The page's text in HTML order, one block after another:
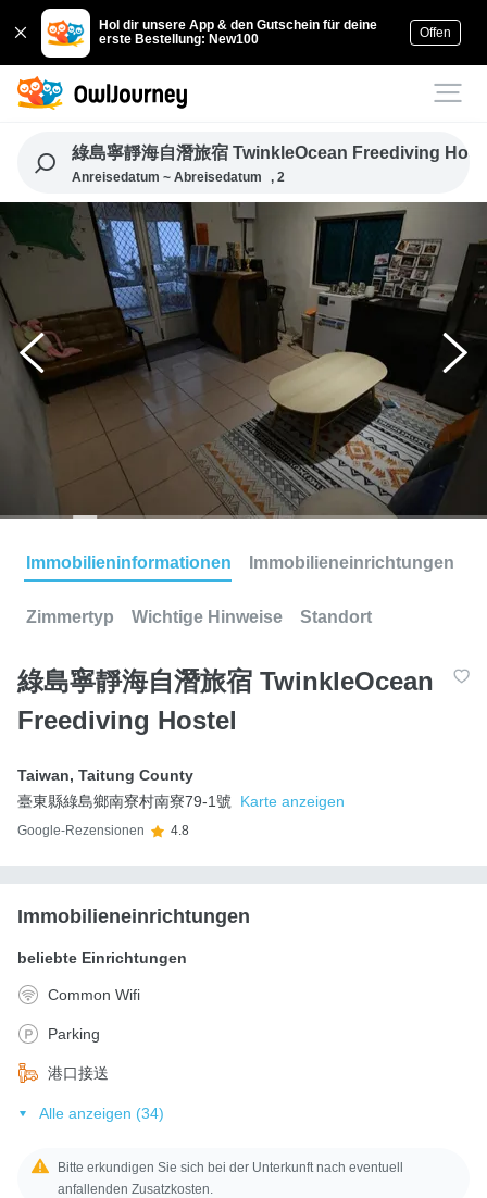
Hol dir unsere App & den Gutschein für deine
erste Bestellung: New100
Offen
綠島寧靜海自潛旅宿 TwinkleOcean Freediving
Anreisedatum ~ Abreisedatum , 2
Immobilieninformationen Immobilieneinrichtungen
Zimmertyp Wichtige Hinweise Standort
綠島寧靜海自潛旅宿 TwinkleOcean
Freediving Hostel
Taiwan, Taitung County
臺東縣綠島鄉南寮村南寮79-1號
Karte anzeigen
Google-Rezensionen 4.8
Immobilieneinrichtungen
beliebte Einrichtungen
Common Wifi
Parking
港口接送
Alle anzeigen (34)
Bitte erkundigen Sie sich bei der Unterkunft nach eventuell
anfallenden Zusatzkosten.